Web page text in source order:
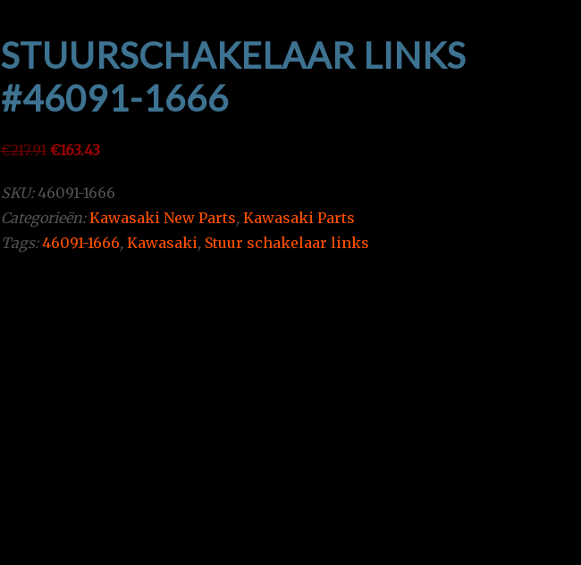
STUURSCHAKELAAR LINKS
#46091-1666
€217.91 Oorspronkelijke
was:
€217.91.
€163.43Huidige
is:
€163.43.
SKU: 46091-1666
Categorieën:Kawasaki New Parts, Kawasaki Parts
Tags:46091-1666, Kawasaki, Stuur schakelaar links